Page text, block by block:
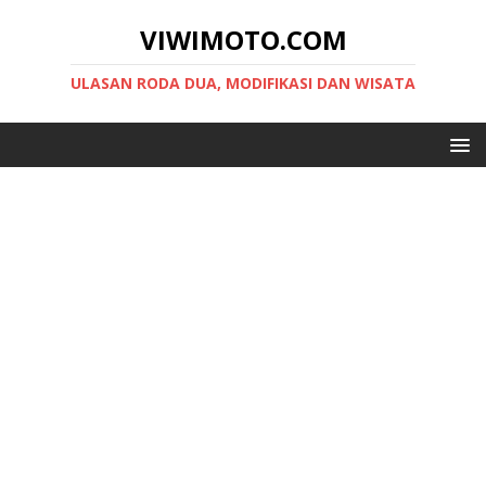
VIWIMOTO.COM
ULASAN RODA DUA, MODIFIKASI DAN WISATA